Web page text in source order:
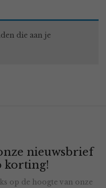
die aan je
nieuwsbrief
korting!
op de hoogte van onze